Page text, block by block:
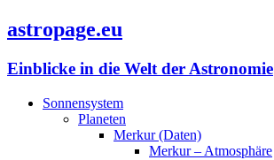
astropage.eu
Einblicke in die Welt der Astronomie
Sonnensystem
Planeten
Merkur (Daten)
Merkur – Atmosphäre